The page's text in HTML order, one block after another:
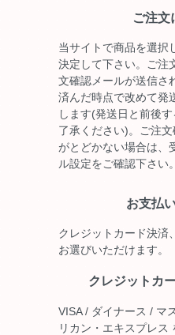
ご注文
当サイトで商品を選択
決定して下さい。ご注
文確認メールが送信さ
済んだ時点で改めて発
します(発送日と前後
了承ください)。ご注
がとどかない場合は、
ル設定をご確認下さい。
お支払
クレジットカード決済
お選びいただけます。
クレジットカ
VISA / ダイナース / マ
リカン・エキスプレス